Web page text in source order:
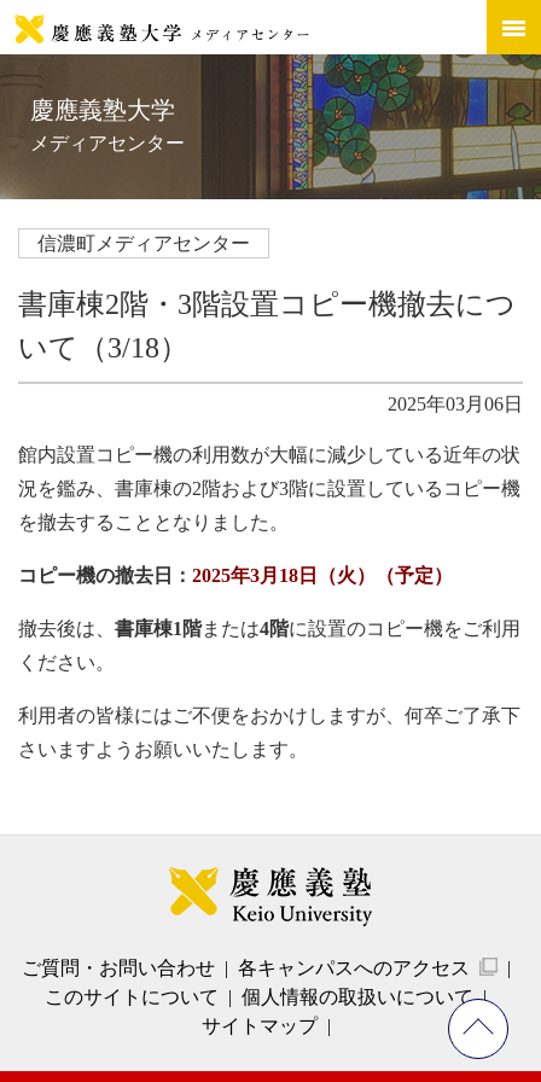
慶應義塾大学
メディアセンター
信濃町メディアセンター
書庫棟2階・3階設置コピー機撤去につ
いて（3/18）
2025年03月06日
館内設置コピー機の利用数が大幅に減少している近年の状
況を鑑み、書庫棟の2階および3階に設置しているコピー機
を撤去することとなりました。
コピー機の撤去日： 2025年3月18日（火）（予定）
撤去後は、 書庫棟1階または4階に設置のコピー機をご利用
ください。
利用者の皆様にはご不便をおかけしますが、何卒ご了承下
さいますようお願いいたします。
ご質問・お問い合わせ
各キャンパスへのアクセス
このサイトについて
個人情報の取扱いについて
サイトマップ